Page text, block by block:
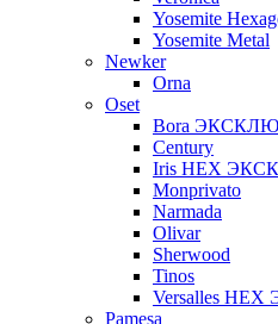
Yosemite
Yosemite Metal
Newker
Orna
Oset
Bora
Century
Iris HEX
Monprivato
Narmada
Olivar
Sherwood
Tinos
Versalles
Pamesa